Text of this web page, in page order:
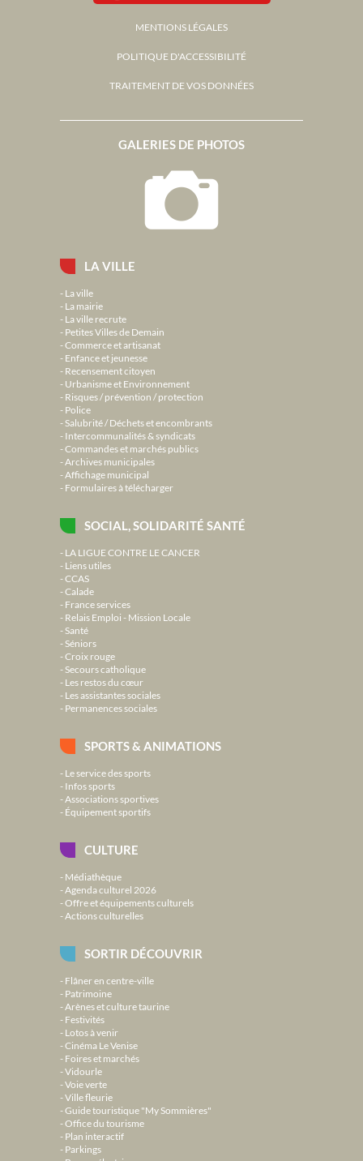
LA VILLE
La ville
La mairie
La ville recrute
Petites Villes de Demain
Commerce et artisanat
Enfance et jeunesse
Recensement citoyen
Urbanisme et Environnement
Risques / prévention / protection
Police
Salubrité / Déchets et encombrants
Intercommunalités & syndicats
Commandes et marchés publics
Archives municipales
Affichage municipal
Formulaires à télécharger
SOCIAL, SOLIDARITÉ SANTÉ
LA LIGUE CONTRE LE CANCER
Liens utiles
CCAS
Calade
France services
Relais Emploi - Mission Locale
Santé
Séniors
Croix rouge
Secours catholique
Les restos du cœur
Les assistantes sociales
Permanences sociales
SPORTS & ANIMATIONS
Le service des sports
Infos sports
Associations sportives
Équipement sportifs
CULTURE
Médiathèque
Agenda culturel 2026
Offre et équipements culturels
Actions culturelles
SORTIR DÉCOUVRIR
Flâner en centre-ville
Patrimoine
Arènes et culture taurine
Festivités
Lotos à venir
Cinéma Le Venise
Foires et marchés
Vidourle
Voie verte
Ville fleurie
Guide touristique "My Sommières"
Office du tourisme
Plan interactif
Parkings
GALERIES DE PHOTOS
MENTIONS LÉGALES
POLITIQUE D'ACCESSIBILITÉ
TRAITEMENT DE VOS DONNÉES